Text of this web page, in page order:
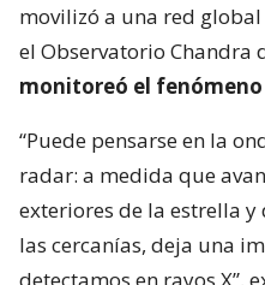
movilizó a una red
el Observatorio Chandra
monitoreó el
“Puede pensarse en la
radar: a medida que
exteriores de la estrella
las cercanías, deja una